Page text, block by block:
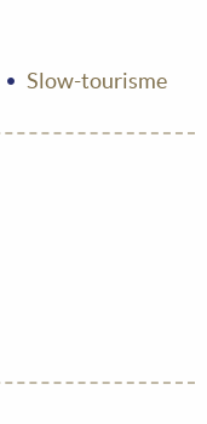
Slow-tourisme